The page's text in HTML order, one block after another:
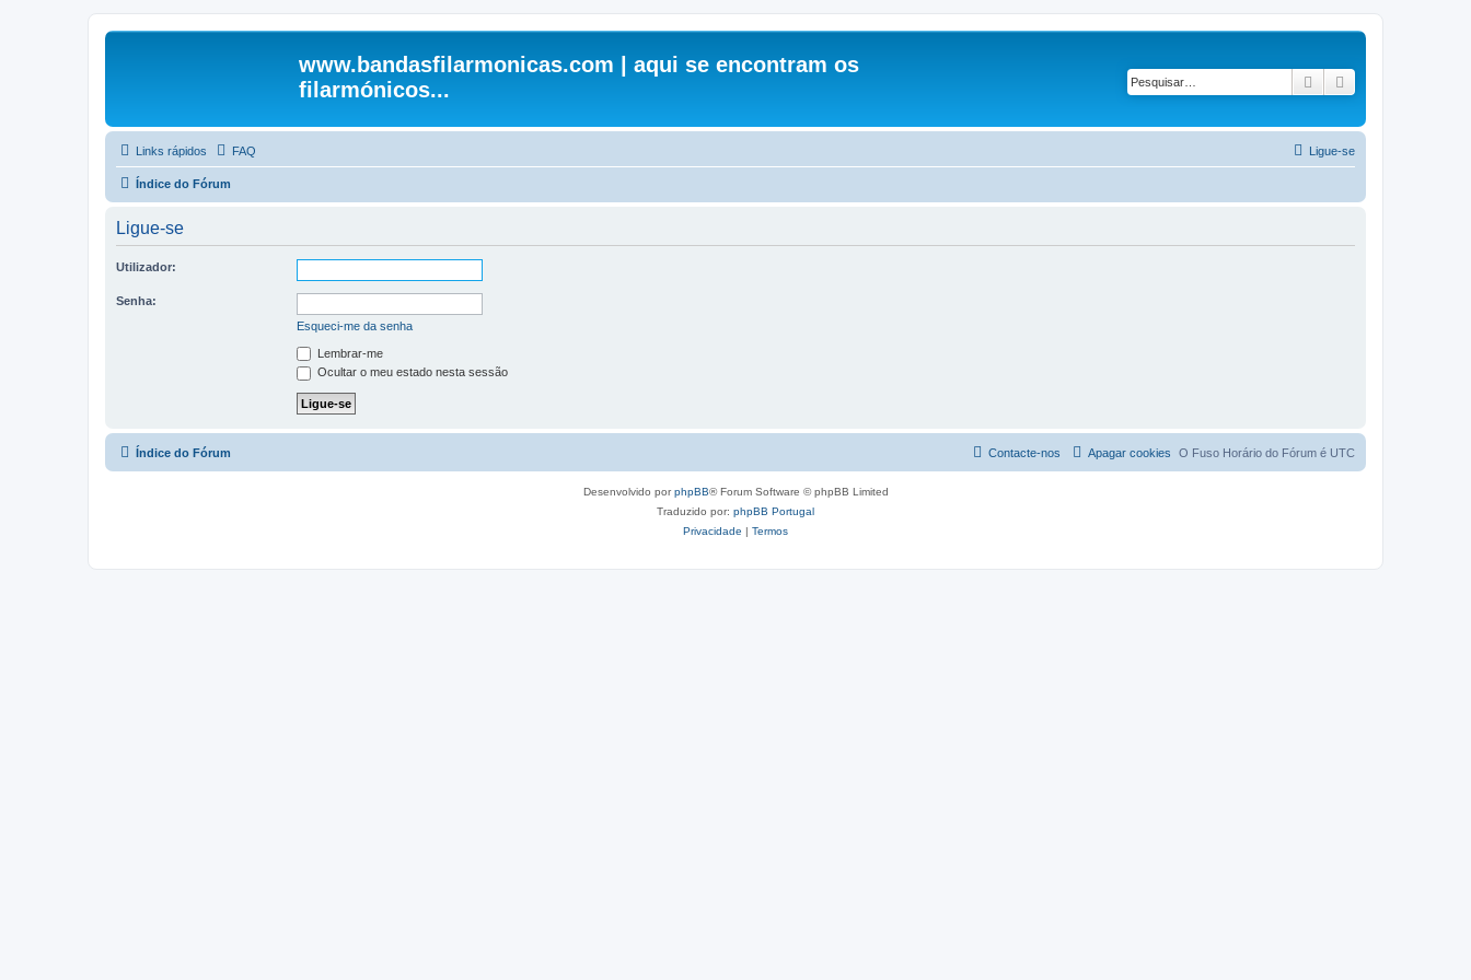
www.bandasfilarmonicas.com | aqui se encontram os
filarmónicos...
Pesquisar
Links rápidos FAQ Ligue-se
Índice do Fórum
Ligue-se
Utilizador:
Senha:
Esqueci-me da senha
Lembrar-me
Ocultar o meu estado nesta sessão
Índice do Fórum O Fuso Horário do Fórum é UTC
Apagar cookies
Contacte-nos
Desenvolvido porphpBB® Forum Software © phpBB Limited
Traduzido por: phpBB Portugal
Privacidade | Termos